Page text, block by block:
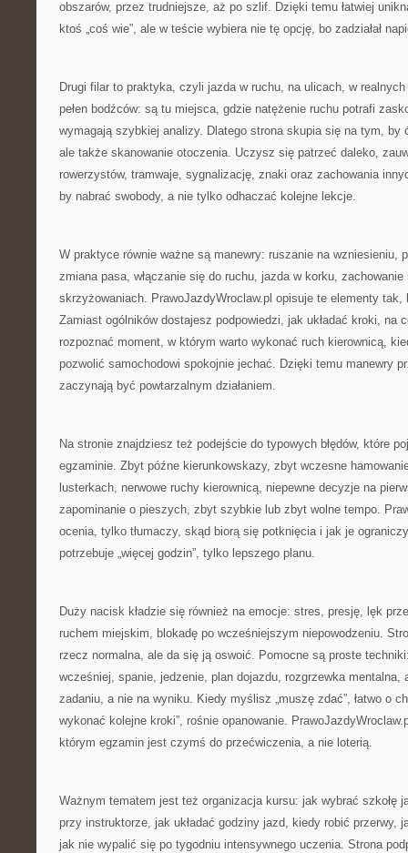
obszarów, przez trudniejsze, aż po szlif. Dzięki temu łatwiej
ktoś „coś wie”, ale w teście wybiera nie tę opcję, bo zadziałał
Drugi filar to praktyka, czyli jazda w ruchu, na ulicach, w realnych
pełen bodźców: są tu miejsca, gdzie natężenie ruchu potrafi
wymagają szybkiej analizy. Dlatego strona skupia się na tym, by
ale także skanowanie otoczenia. Uczysz się patrzeć daleko,
rowerzystów, tramwaje, sygnalizację, znaki oraz zachowania
by nabrać swobody, a nie tylko odhaczać kolejne lekcje.
W praktyce równie ważne są manewry: ruszanie na wzniesieniu,
zmiana pasa, włączanie się do ruchu, jazda w korku, zachowanie
skrzyżowaniach. PrawoJazdyWroclaw.pl opisuje te elementy tak,
Zamiast ogólników dostajesz podpowiedzi, jak układać kroki, na
rozpoznać moment, w którym warto wykonać ruch kierownicą,
pozwolić samochodowi spokojnie jechać. Dzięki temu manewry
zaczynają być powtarzalnym działaniem.
Na stronie znajdziesz też podejście do typowych błędów, które
egzaminie. Zbyt późne kierunkowskazy, zbyt wczesne
lusterkach, nerwowe ruchy kierownicą, niepewne decyzje na
zapominanie o pieszych, zbyt szybkie lub zbyt wolne tempo.
ocenia, tylko tłumaczy, skąd biorą się potknięcia i jak je
potrzebuje „więcej godzin”, tylko lepszego planu.
Duży nacisk kładzie się również na emocje: stres, presję, lęk
ruchem miejskim, blokadę po wcześniejszym niepowodzeniu.
rzecz normalna, ale da się ją oswoić. Pomocne są proste
wcześniej, spanie, jedzenie, plan dojazdu, rozgrzewka mentalna,
zadaniu, a nie na wyniku. Kiedy myślisz „muszę zdać”, łatwo o
wykonać kolejne kroki”, rośnie opanowanie.
którym egzamin jest czymś do przećwiczenia, a nie loterią.
Ważnym tematem jest też organizacja kursu: jak wybrać szkołę
przy instruktorze, jak układać godziny jazd, kiedy robić przerwy,
jak nie wypalić się po tygodniu intensywnego uczenia. Strona